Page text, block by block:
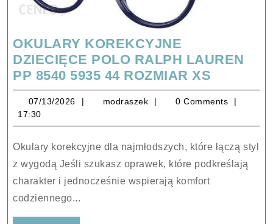
OKULARY KOREKCYJNE
DZIECIĘCE POLO RALPH LAUREN
PP 8540 5935 44 ROZMIAR XS
POLO
LAUREN
PP
07/13/2026 07/13/2026
modraszek modraszek
0 Comments
17:30
Okulary korekcyjne dla najmłodszych, które łączą styl
z wygodą Jeśli szukasz oprawek, które podkreślają
charakter i jednocześnie wspierają komfort
codziennego...